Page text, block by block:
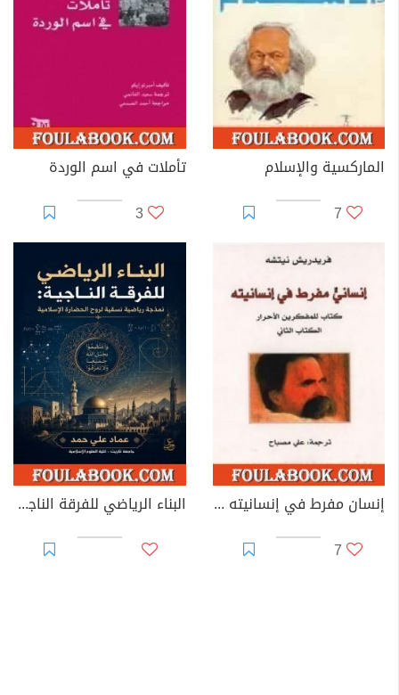
الماركسية والإسلام
7
تأملات في اسم الوردة
3
إنسان مفرط في إنسانيته - ج2
7
البناء الرياضي للفرقة الناجية: نمذجة رياضية نسقية لروح الحضارة الإسلامية